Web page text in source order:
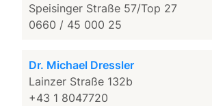
Speisinger Straße 57/Top 27
0660 / 45 000 25
Dr. Michael Dressler
Lainzer Straße 132b
+43 1 8047720